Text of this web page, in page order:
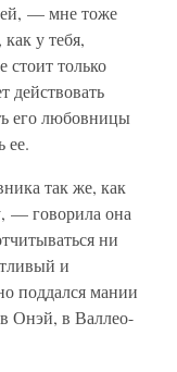
ей, — мне тоже
у тебя,
стоит только
действовать
его любовницы
ее.
так же, как
— говорила она
ни
и
поддался мании
Онэй, в Валлео-